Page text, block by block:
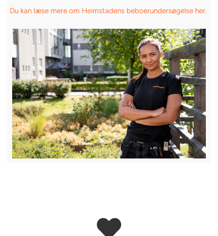
Du kan læse mere om Heimstadens beboerundersøgelse her.